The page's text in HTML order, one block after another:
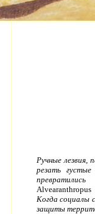
Ручные лезвия,
резать
Alvearanthropus
Когда социалы
защиты